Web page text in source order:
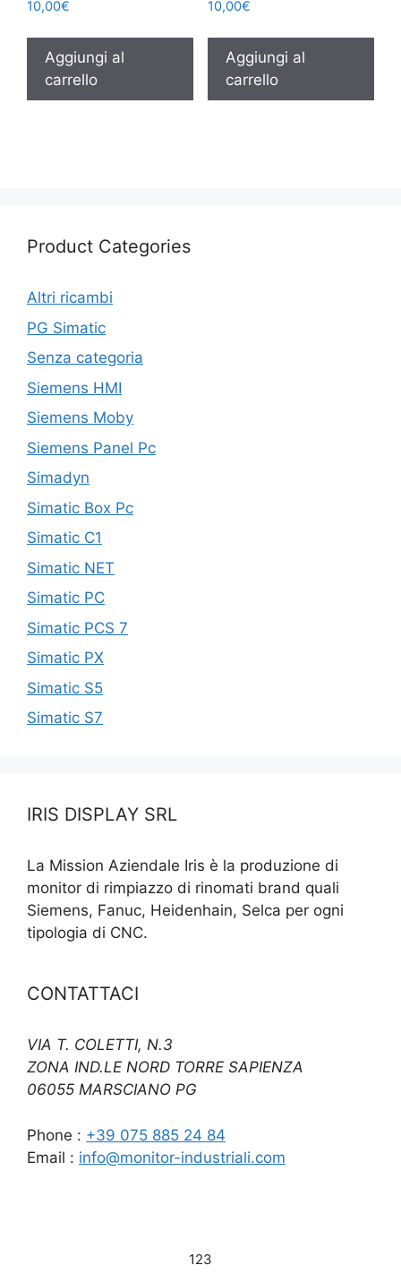
10,00€
Aggiungi al
carrello
10,00€
Aggiungi al
carrello
Product Categories
Altri ricambi
PG Simatic
Senza categoria
Siemens HMI
Siemens Moby
Siemens Panel Pc
Simadyn
Simatic Box Pc
Simatic C1
Simatic NET
Simatic PC
Simatic PCS 7
Simatic PX
Simatic S5
Simatic S7
IRIS DISPLAY SRL
La Mission Aziendale Iris è la produzione di
monitor di rimpiazzo di rinomati brand quali
Siemens, Fanuc, Heidenhain, Selca per ogni
tipologia di CNC.
CONTATTACI
VIA T. COLETTI, N.3
ZONA IND.LE NORD TORRE SAPIENZA
06055 MARSCIANO PG
Phone : +39 075 885 24 84
Email : info@monitor-industriali.com
123